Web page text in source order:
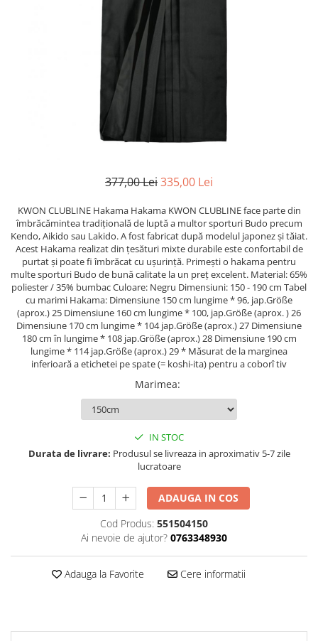
Saci/Dispozitive cu baza
Saci box uppercut/clepsidra
Sisteme de prindere/Accesorii
Minge/Para cu dubla fixare
Perne/Echipamente perete
ArteMartiale/Karate/Kickboxing
Tibiere/Glezniere Arte
Protectii Arte Martiale Karate
Centuri Arte Martiale/Karate
Arme Arte Martiale
Accesorii/Diverse
Bandaje/Fese/Manusi protectie
Palmare/Perne
Antrenament/Manechini
Palmare/Palete Box/Arte Martiale
Perne Antrenament Arte Martiale
Manechini Arte Martiale
Echipament Antrenori
Sorturi Kickboxing / MMA
Trening/Compleu
Bluze / Hanorace/Geci
Genti Echipament
Incaltaminte
Funii/Franghii Antrenament
Imbracaminte pt Fitness
Corzi/Benzi Elastice/Expandere
377,00 Lei335,00 Lei
KWON CLUBLINE Hakama Hakama KWON CLUBLINE face parte din
îmbrăcămintea tradițională de luptă a multor sporturi Budo precum
Kendo, Aikido sau Lakido. A fost fabricat după modelul japonez și tăiat.
Acest Hakama realizat din țesături mixte durabile este confortabil de
purtat și poate fi îmbrăcat cu ușurință. Primești o hakama pentru
multe sporturi Budo de bună calitate la un preț excelent. Material: 65%
poliester / 35% bumbac Culoare: Negru Dimensiuni: 150 - 190 cm Tabel
cu marimi Hakama: Dimensiune 150 cm lungime * 96, jap.Größe
(aprox.) 25 Dimensiune 160 cm lungime * 100, jap.Größe (aprox. ) 26
Dimensiune 170 cm lungime * 104 jap.Größe (aprox.) 27 Dimensiune
180 cm în lungime * 108 jap.Größe (aprox.) 28 Dimensiune 190 cm
lungime * 114 jap.Größe (aprox.) 29 * Măsurat de la marginea
inferioară a etichetei pe spate (= koshi-ita) pentru a coborî tiv
Marimea:
IN STOC
Durata de livrare: Produsul se livreaza in aproximativ 5-7 zile
lucratoare
ADAUGA IN COS
Cod Produs: 551504150
Ai nevoie de ajutor? 0763348930
Adauga la Favorite Cere informatii